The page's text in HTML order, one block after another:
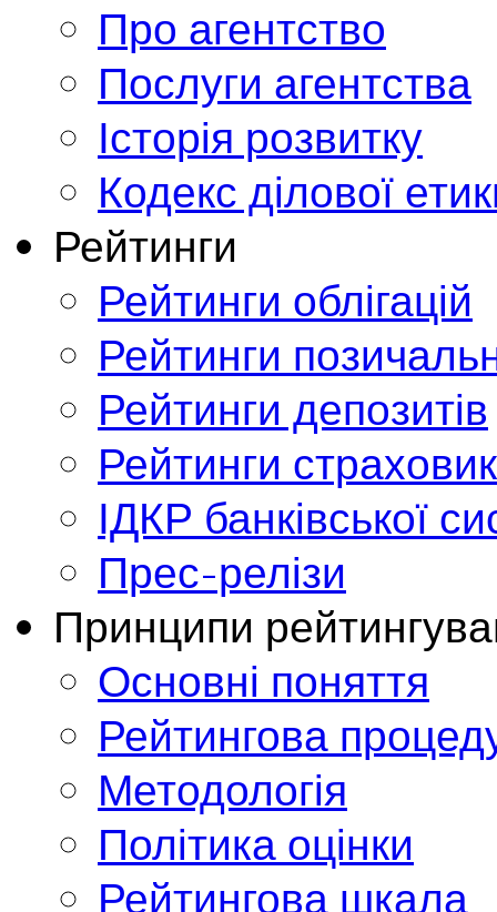
Про агентство
Послуги агентства
Історія розвитку
Кодекс ділової
Рейтинги
Рейтинги облігацій
Рейтинги
Рейтинги депозитів
Рейтинги
ІДКР банківської
Прес-релізи
Принципи
Основні поняття
Рейтингова
Методологія
Політика оцінки
Рейтингова шкала